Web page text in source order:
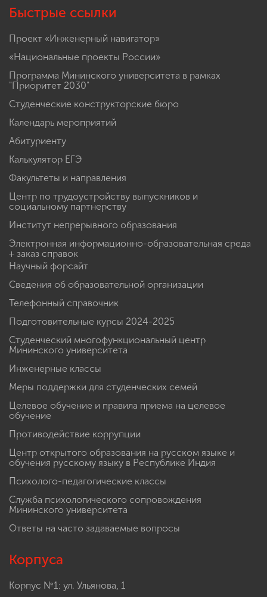
Быстрые ссылки
Проект «Инженерный навигатор»
«Национальные проекты России»
Программа Мининского университета в рамках
"Приоритет 2030"
Студенческие конструкторские бюро
Календарь мероприятий
Абитуриенту
Калькулятор ЕГЭ
Факультеты и направления
Центр по трудоустройству выпускников и
социальному партнерству
Институт непрерывного образования
Электронная информационно-образовательная среда
+ заказ справок
Научный форсайт
Сведения об образовательной организации
Телефонный справочник
Подготовительные курсы 2024-2025
Студенческий многофункциональный центр
Мининского университета
Инженерные классы
Меры поддержки для студенческих семей
Целевое обучение и правила приема на целевое
обучение
Противодействие коррупции
Центр открытого образования на русском языке и
обучения русскому языку в Республике Индия
Психолого-педагогические классы
Служба психологического сопровождения
Мининского университета
Ответы на часто задаваемые вопросы
Корпуса
Корпус №1: ул. Ульянова, 1